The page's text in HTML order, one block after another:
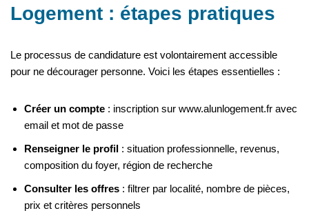
Logement : étapes pratiques
Le processus de candidature est volontairement accessible
pour ne décourager personne. Voici les étapes essentielles :
Créer un compte : inscription sur www.alunlogement.fr avec
email et mot de passe
Renseigner le profil : situation professionnelle, revenus,
composition du foyer, région de recherche
Consulter les offres : filtrer par localité, nombre de pièces,
prix et critères personnels